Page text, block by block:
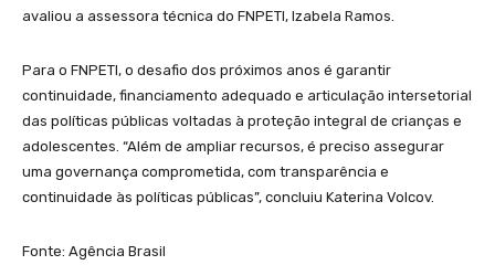
avaliou a assessora técnica do FNPETI, Izabela Ramos.
Para o FNPETI, o desafio dos próximos anos é garantir
continuidade, financiamento adequado e articulação intersetorial
das políticas públicas voltadas à proteção integral de crianças e
adolescentes. “Além de ampliar recursos, é preciso assegurar
uma governança comprometida, com transparência e
continuidade às políticas públicas”, concluiu Katerina Volcov.
Fonte: Agência Brasil